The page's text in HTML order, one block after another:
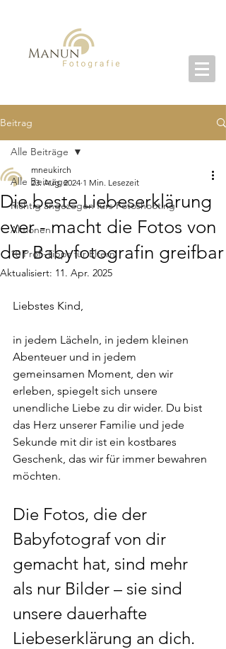
Beitrag
Alle Beiträge
Richtig angezogen fürs Fotoshooting
Aktionen
10 Profi-Tipps für Eltern
Alle Beiträge
Die beste Liebeserklärung
ever - macht die Fotos von
der Babyfotografin greifbar
mneukirch
23. Aug. 2024 1 Min. Lesezeit
Aktualisiert: 11. Apr. 2025
Liebstes Kind,
in jedem Lächeln, in jedem kleinen
Abenteuer und in jedem
gemeinsamen Moment, den wir
erleben, spiegelt sich unsere
unendliche Liebe zu dir wider. Du bist
das Herz unserer Familie und jede
Sekunde mit dir ist ein kostbares
Geschenk, das wir für immer bewahren
möchten.
Die Fotos, die der
Babyfotograf von dir
gemacht hat, sind mehr
als nur Bilder – sie sind
unsere dauerhafte
Liebeserklärung an dich.